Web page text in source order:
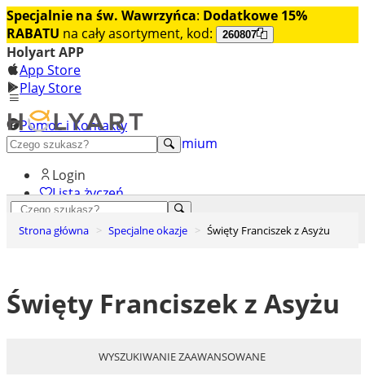
Specjalnie na św. Wawrzyńca: Dodatkowe 15%
RABATU na cały asortyment, kod: 260807
Holyart APP
App Store
Play Store
Pomoc i Kontakty
+48 222 922 860
Odkryj premium
Login
Lista życzeń
0
Koszyk
Strona główna Specjalne okazje Święty Franciszek z Asyżu
Święty Franciszek z Asyżu
WYSZUKIWANIE ZAAWANSOWANE